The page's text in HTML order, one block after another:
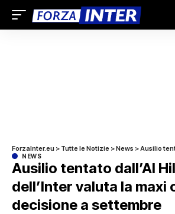
ForzaInter.eu > Tutte le Notizie >News >Ausilio tentato dall’Al
NEWS
Ausilio tentato dall’Al
dell’Inter valuta la
decisione a settembre